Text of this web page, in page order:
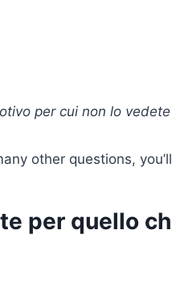
per cui non lo
other questions,
per quello